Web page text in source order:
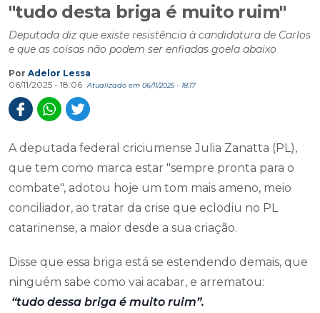
"tudo desta briga é muito ruim"
Deputada diz que existe resistência à candidatura de Carlos
e que as coisas não podem ser enfiadas goela abaixo
Por Adelor Lessa
06/11/2025 - 18:06
Atualizado em 06/11/2025 - 18:17
A deputada federal criciumense Julia Zanatta (PL),
que tem como marca estar "sempre pronta para o
combate", adotou hoje um tom mais ameno, meio
conciliador, ao tratar da crise que eclodiu no PL
catarinense, a maior desde a sua criação.
Disse que essa briga está se estendendo demais, que
ninguém sabe como vai acabar, e arrematou:
“tudo dessa briga é muito ruim”.